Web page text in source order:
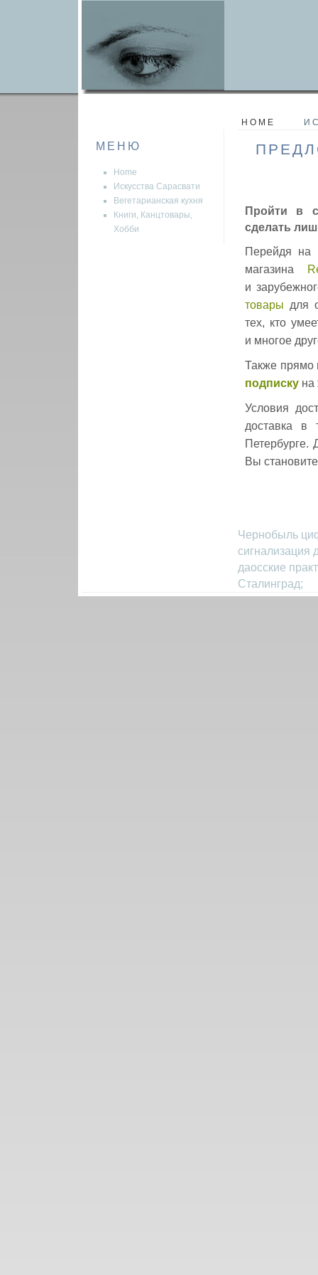
HOME
МЕНЮ
Home
Искусства Сарасвати
Вегетарианская кухня
Книги, Канцтовары,
Хобби
Пройти в
сделать
Перейдя на
магазина
и
товары для
тех, кто
и многое
Также прямо
подписку на
Условия
доставка в
Петербурге.
Вы
Чернобыль
сигнализация
даосские
Сталинград;